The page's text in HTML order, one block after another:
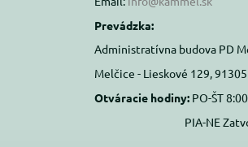
Prevádzka:
Administratívna budova PD
Melčice - Lieskové 129, 91305
Otváracie hodiny: PO-ŠT
PIA-NE